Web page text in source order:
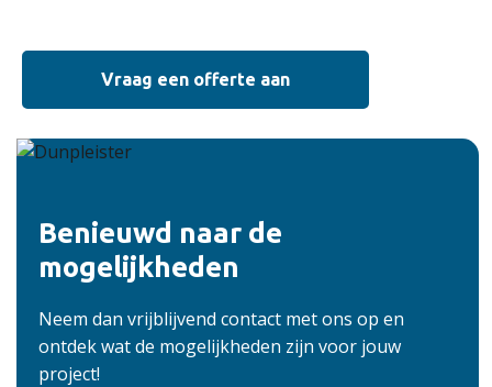
Vraag een offerte aan
Benieuwd naar de
mogelijkheden
Neem dan vrijblijvend contact met ons op en
ontdek wat de mogelijkheden zijn voor jouw
project!